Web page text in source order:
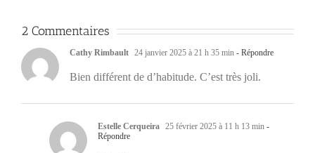
2 Commentaires
Cathy Rimbault 24 janvier 2025 à 21 h 35 min - Répondre
Bien différent de d’habitude. C’est très joli.
Estelle Cerqueira 25 février 2025 à 11 h 13 min -
Répondre